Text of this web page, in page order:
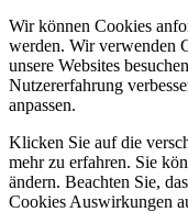
Wir können Cookies
werden. Wir verwenden
unsere Websites
Nutzererfahrung
anpassen.
Klicken Sie auf die
mehr zu erfahren. Sie
ändern. Beachten Sie,
Cookies Auswirkungen